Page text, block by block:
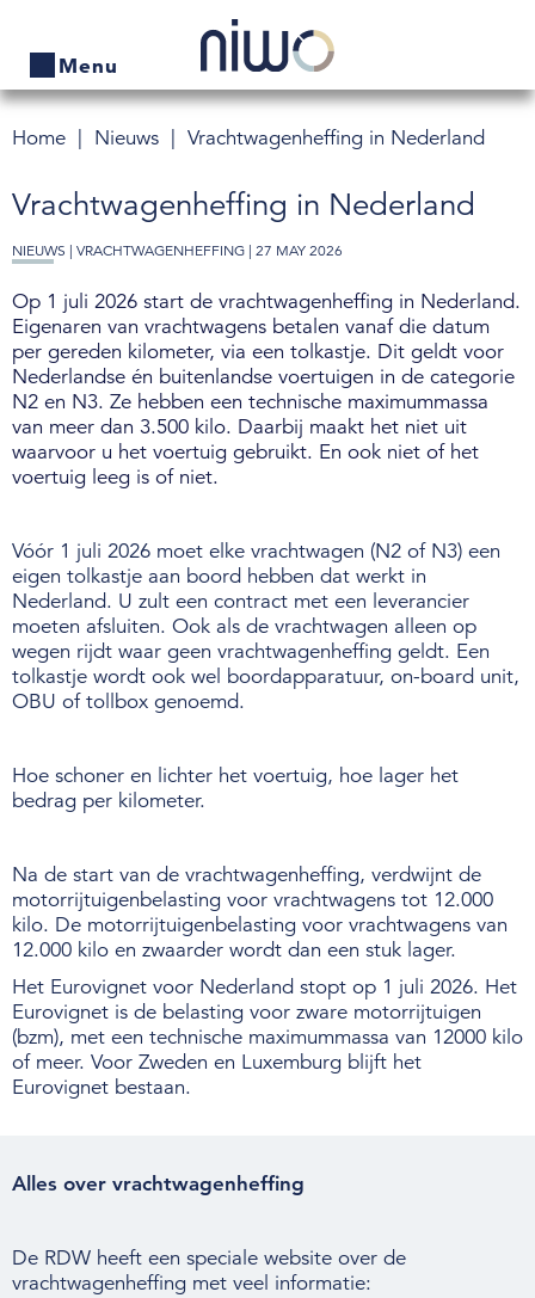
Menu
Home
Producten
Bedrijven zoeken
Actueel
Thema's
Contact
Veelgestelde vragen
Over de NIWO
Informatie per land / Country information
Over deze website
Inloggen
Veraartlaan 10
2288 GM Rijswijk
T +31 (0)70 399 20 11
E info@niwo.nl
Home Nieuws Vrachtwagen­heffing in Nederland
Vrachtwagen­heffing in Nederland
NIEUWS | VRACHTWAGENHEFFING | 27 MAY 2026
Op 1 juli 2026 start de vrachtwagenheffing in Nederland.
Eigenaren van vrachtwagens betalen vanaf die datum
per gereden kilometer, via een tolkastje. Dit geldt voor
Nederlandse én buitenlandse voertuigen in de categorie
N2 en N3. Ze hebben een technische maximummassa
van meer dan 3.500 kilo. Daarbij maakt het niet uit
waarvoor u het voertuig gebruikt. En ook niet of het
voertuig leeg is of niet.
Vóór 1 juli 2026 moet elke vrachtwagen (N2 of N3) een
eigen tolkastje aan boord hebben dat werkt in
Nederland. U zult een contract met een leverancier
moeten afsluiten. Ook als de vrachtwagen alleen op
wegen rijdt waar geen vrachtwagenheffing geldt. Een
tolkastje wordt ook wel boordapparatuur, on-board unit,
OBU of tollbox genoemd.
Hoe schoner en lichter het voertuig, hoe lager het
bedrag per kilometer.
Na de start van de vrachtwagenheffing, verdwijnt de
motorrijtuigenbelasting voor vrachtwagens tot 12.000
kilo. De motorrijtuigenbelasting voor vrachtwagens van
12.000 kilo en zwaarder wordt dan een stuk lager.
Het Eurovignet voor Nederland stopt op 1 juli 2026. Het
Eurovignet is de belasting voor zware motorrijtuigen
(bzm), met een technische maximummassa van 12000 kilo
of meer. Voor Zweden en Luxemburg blijft het
Eurovignet bestaan.
Alles over vrachtwagenheffing
De RDW heeft een speciale website over de
vrachtwagenheffing met veel informatie: